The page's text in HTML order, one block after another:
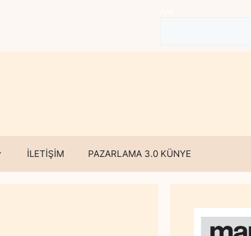
İLETİŞİM PAZARLAMA 3.0 KÜNYE